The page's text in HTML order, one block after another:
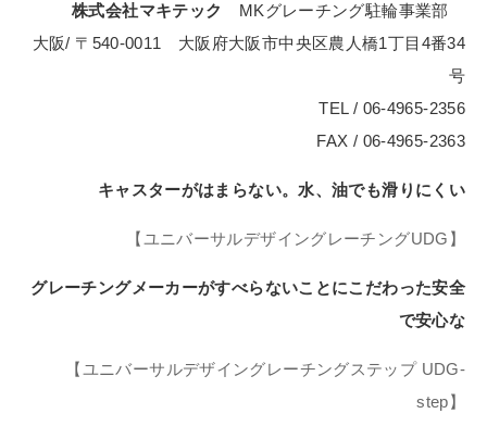
株式会社マキテック
MKグレーチング駐輪事業部
大阪/ 〒540-0011 大阪府大阪市中央区農人橋1丁目4番34
号
TEL / 06-4965-2356
FAX / 06-4965-2363
キャスターがはまらない。水、油でも滑りにくい
【ユニバーサルデザイングレーチングUDG】
グレーチングメーカーがすべらないことにこだわった安全
で安心な
【ユニバーサルデザイングレーチングステップ UDG-
step】